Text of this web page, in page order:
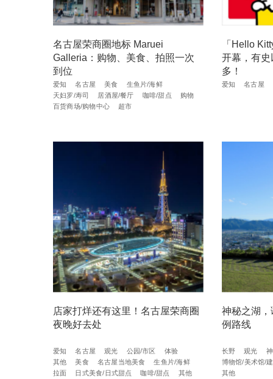
名古屋荣商圈地标 Maruei
Galleria：购物、美食、拍照一次
到位
爱知 名古屋 美食
生鱼片/海鲜
天妇罗/寿司
居酒屋/餐厅 咖啡/甜点
购物
百货商场/购物中心
超市
「Hello
开幕，有
多！
爱知 名古屋
店家打烊还有这里！名古屋荣商圈
夜晚好去处
爱知 名古屋 观光 公园/市区
体验
其他
美食 名古屋当地美食
生鱼片/海鲜
拉面
日式美食/日式甜点 咖啡/甜点
其他
神秘之湖
例路线
长野 观光
博物馆/美术馆/
其他